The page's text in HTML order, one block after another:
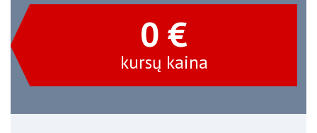
0 €
kursų kaina